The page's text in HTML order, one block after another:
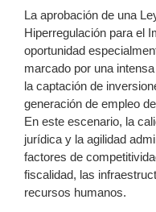
La aprobación de una
Hiperregulación para el
oportunidad
marcado por una
la captación de
generación de empleo
En este escenario, la
jurídica y la agilidad
factores de
fiscalidad, las
recursos humanos.